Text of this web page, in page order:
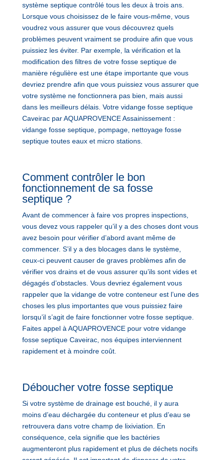
système septique contrôlé tous les deux à trois ans.
Lorsque vous choisissez de le faire vous-même, vous
voudrez vous assurer que vous découvrez quels
problèmes peuvent vraiment se produire afin que vous
puissiez les éviter. Par exemple, la vérification et la
modification des filtres de votre fosse septique de
manière régulière est une étape importante que vous
devriez prendre afin que vous puissiez vous assurer que
votre système ne fonctionnera pas bien, mais aussi
dans les meilleurs délais. Votre vidange fosse septique
Caveirac par AQUAPROVENCE Assainissement :
vidange fosse septique, pompage, nettoyage fosse
septique toutes eaux et micro stations.
Comment contrôler le bon
fonctionnement de sa fosse
septique ?
Avant de commencer à faire vos propres inspections,
vous devez vous rappeler qu’il y a des choses dont vous
avez besoin pour vérifier d’abord avant même de
commencer. S’il y a des blocages dans le système,
ceux-ci peuvent causer de graves problèmes afin de
vérifier vos drains et de vous assurer qu’ils sont vides et
dégagés d’obstacles. Vous devriez également vous
rappeler que la vidange de votre conteneur est l’une des
choses les plus importantes que vous puissiez faire
lorsqu’il s’agit de faire fonctionner votre fosse septique.
Faites appel à AQUAPROVENCE pour votre vidange
fosse septique Caveirac, nos équipes interviennent
rapidement et à moindre coût.
Déboucher votre fosse septique
Si votre système de drainage est bouché, il y aura
moins d’eau déchargée du conteneur et plus d’eau se
retrouvera dans votre champ de lixiviation. En
conséquence, cela signifie que les bactéries
augmenteront plus rapidement et plus de déchets nocifs